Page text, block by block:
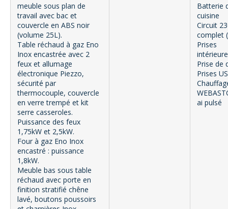
meuble sous plan de
travail avec bac et
couvercle en ABS noir
(volume 25L).
Table réchaud à gaz Eno
Inox encastrée avec 2
feux et allumage
électronique Piezzo,
sécurité par
thermocouple, couvercle
en verre trempé et kit
serre casseroles.
Puissance des feux
1,75kW et 2,5kW.
Four à gaz Eno Inox
encastré : puissance
1,8kW.
Meuble bas sous table
réchaud avec porte en
finition stratifié chêne
lavé, boutons poussoirs
Batterie
cuisine
Circuit
complet
Prises
Prise de
Prises
ai pulsé